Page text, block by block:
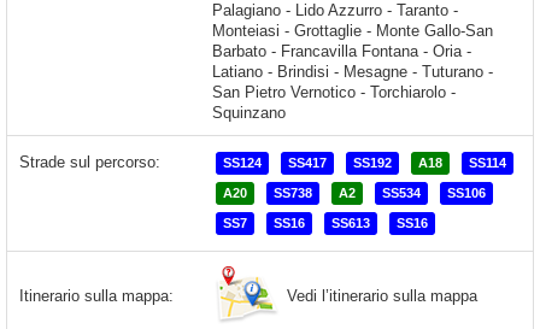
Strade sul percorso: SS124 SS417 SS192 A18 SS114
A20 SS738 A2 SS534 SS106
SS7 SS16 SS613 SS16
Itinerario sulla mappa: Vedi l’itinerario sulla mappa